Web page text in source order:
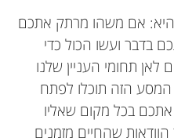
אם משהו מרתק אתכם
בדבר ועשו הכול כדי
לאן תחומי העניין שלנו
המסע הזה תוכלו לפתח
אתכם בכל מקום שאליו
שהחיים מזמנים